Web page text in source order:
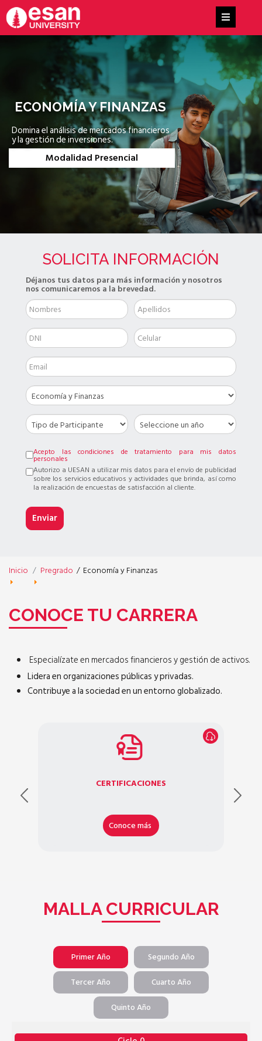
ECONOMÍA Y FINANZAS
Domina el análisis de mercados financieros
y la gestión de inversiones.
Modalidad Presencial
SOLICITA INFORMACIÓN
Déjanos tus datos para más información y nosotros
nos comunicaremos a la brevedad.
Acepto las condiciones de tratamiento para mis datos
personales
Autorizo a UESAN a utilizar mis datos para el envío de publicidad
sobre los servicios educativos y actividades que brinda, así como
la realización de encuestas de satisfacción al cliente.
Inicio Pregrado / Economía y Finanzas
CONOCE TU CARRERA
Especialízate en mercados financieros y gestión de activos.
Lidera en organizaciones públicas y privadas.
Contribuye a la sociedad en un entorno globalizado.
CERTIFICACIONES
Conoce más
MALLA CURRICULAR
Primer Año
Segundo Año
Tercer Año
Cuarto Año
Quinto Año